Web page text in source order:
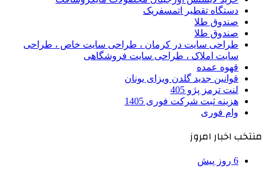
دستگاه تقطیر اتمسفریک
صندوق طلا
صندوق طلا
طراحی سایت در کرمان ، طراحی سایت خاص ، طراحی
سایت املاک ، طراحی سایت فروشگاهی
قهوه عمده
قوانین جدید گلدن ویزای یونان
لنت ترمز پژو 405
هزینه ثبت شرکت فوری 1405
وام فوری
منتخب اخبار امروز
6 روز پیش